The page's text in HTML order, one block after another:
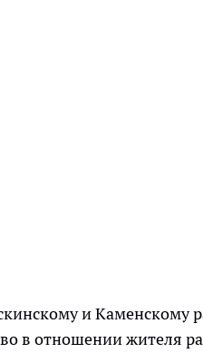
и Каменскому
в отношении жителя